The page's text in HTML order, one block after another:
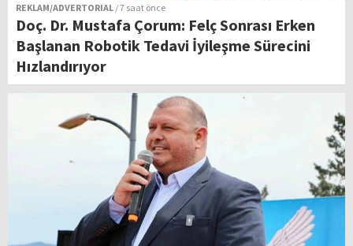
REKLAM/ADVERTORIAL / 7 saat önce
Doç. Dr. Mustafa Çorum: Felç Sonrası Erken
Başlanan Robotik Tedavi İyileşme Sürecini
Hızlandırıyor